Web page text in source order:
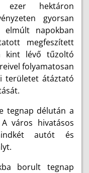
ezer hektáron
gyorsan
napokban
megfeszített
kint lévő tűzoltó
folyamatosan
területet átáztató
tegnap délután a
város hivatásos
autót és
borult tegnap